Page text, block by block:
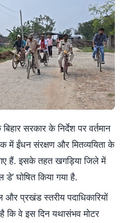
सरकार के निर्देश पर वर्तमान
में ईंधन संरक्षण और मितव्ययिता के
गए हैं. इसके तहत खगड़िया जिले में
घोषित किया गया है.
प्रखंड स्तरीय पदाधिकारियों
है कि वे इस दिन यथासंभव मोटर